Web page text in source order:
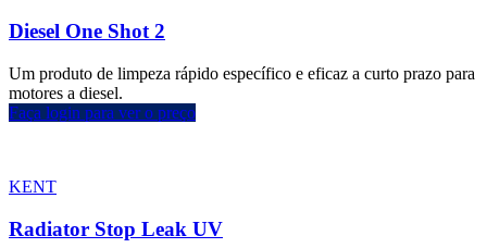
Diesel One Shot 2
Um produto de limpeza rápido específico e eficaz a curto prazo para
motores a diesel.
Faça login para ver o preço
KENT
Radiator Stop Leak UV